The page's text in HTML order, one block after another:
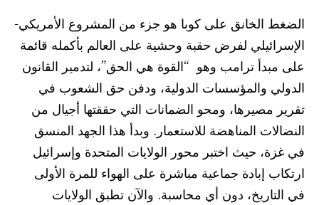
الضغط الخانق على كوبا هو جزء من المشروع الأمريكي-
الإسرائيلي لفرض حقبة وحشية على العالم بأكمله قائمة
على مبدأ ترامب وهو “القوة هي الحق”، لتدمير القانون
الدولي والمؤسسات الدولية، ودفن حق الشعوب في
تقرير مصيرها، ومحو الضمانات التي حققتها أجيال من
النضالات المناهضة للاستعمار. وبدأ هذا الجهد المنسق
في غزة، حيث اختبر محور الولايات المتحدة وإسرائيل
ارتكاب إبادة جماعية مباشرة على الهواء للمرة الأولى
في التاريخ، دون أي محاسبة. والآن تطبق الولايات